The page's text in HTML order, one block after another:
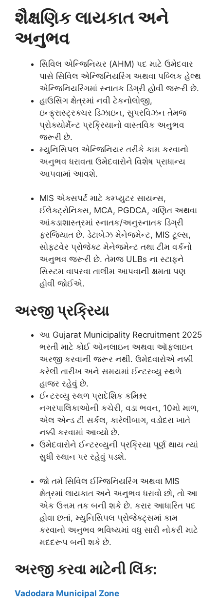
શૈક્ષણિક લાયકાત અને
અનુભવ
સિવિલ એન્જિનિયર (AHM) પદ માટે ઉમેદવાર
પાસે સિવિલ એન્જિનિયરિંગ અથવા પબ્લિક હેલ્થ
એન્જિનિયરિંગમાં સ્નાતક ડિગ્રી હોવી જરૂરી છે.
હાઉસિંગ ક્ષેત્રમાં નવી ટેકનોલોજી,
ઇન્ફ્રાસ્ટ્રક્ચર ડિઝાઇન, સુપરવિઝન તેમજ
પ્રોક્યોર્મેન્ટ પ્રક્રિયાનો વાસ્તવિક અનુભવ
જરૂરી છે.
મ્યુનિસિપલ એન્જિનિયર તરીકે કામ કરવાનો
અનુભવ ધરાવતા ઉમેદવારોને વિશેષ પ્રાધાન્ય
આપવામાં આવશે.
MIS એક્સપર્ટ માટે કમ્પ્યુટર સાયન્સ,
ઈલેક્ટ્રોનિક્સ, MCA, PGDCA, ગણિત અથવા
આંકડાશાસ્ત્રમાં સ્નાતક/અનુસ્નાતક ડિગ્રી
ફરજિયાત છે. ડેટાબેઝ મેનેજમેન્ટ, MIS ટૂલ્સ,
સોફ્ટવેર પ્રોજેક્ટ મેનેજમેન્ટ તથા ટીમ વર્કનો
અનુભવ જરૂરી છે. તેમજ ULBs ના સ્ટાફને
સિસ્ટમ વાપરવા તાલીમ આપવાની ક્ષમતા પણ
હોવી જોઈએ.
અરજી પ્રક્રિયા
આ Gujarat Municipality Recruitment 2025
ભરતી માટે કોઈ ઑનલાઇન અથવા ઑફલાઇન
અરજી કરવાની જરૂર નથી. ઉમેદવારોએ નક્કી
કરેલી તારીખ અને સમયમાં ઈન્ટરવ્યુ સ્થળે
હાજર રહેવું છે.
ઈન્ટરવ્યુ સ્થળ પ્રાદેશિક કમિશ્નર
નગરપાલિકાઓની કચેરી, વડા ભવન, 10મો માળ,
એલ એન્ડ ટી સર્કલ, કારેલીબાગ, વડોદરા ખાતે
નક્કી કરવામાં આવ્યો છે.
ઉમેદવારોને ઈન્ટરવ્યુની પ્રક્રિયા પૂર્ણ થાય ત્યાં
સુધી સ્થાન પર રહેવું પડશે.
જો તમે સિવિલ ઈન્જિનિયરિંગ અથવા MIS
ક્ષેત્રમાં લાયકાત અને અનુભવ ધરાવો છો, તો આ
એક ઉત્તમ તક બની શકે છે. કરાર આધારિત પદ
હોવા છતાં, મ્યુનિસિપલ પ્રોજેક્ટ્સમાં કામ
કરવાનો અનુભવ ભવિષ્યમાં વધુ સારી નોકરી માટે
મદદરૂપ બની શકે છે.
અરજી કરવા માટેની લિંક:
Vadodara Municipal Zone